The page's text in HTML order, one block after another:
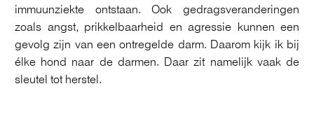
immuunziekte ontstaan. Ook gedragsveranderingen
zoals angst, prikkelbaarheid en agressie kunnen een
gevolg zijn van een ontregelde darm. Daarom kijk ik bij
élke hond naar de darmen. Daar zit namelijk vaak de
sleutel tot herstel.